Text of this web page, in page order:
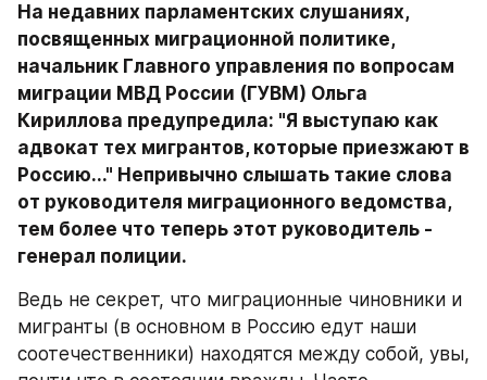
На недавних парламентских слушаниях,
посвященных миграционной политике,
начальник Главного управления по вопросам
миграции МВД России (ГУВМ) Ольга
Кириллова предупредила: "Я выступаю как
адвокат тех мигрантов, которые приезжают в
Россию..." Непривычно слышать такие слова
от руководителя миграционного ведомства,
тем более что теперь этот руководитель -
генерал полиции.
Ведь не секрет, что миграционные чиновники и
мигранты (в основном в Россию едут наши
соотечественники) находятся между собой, увы,